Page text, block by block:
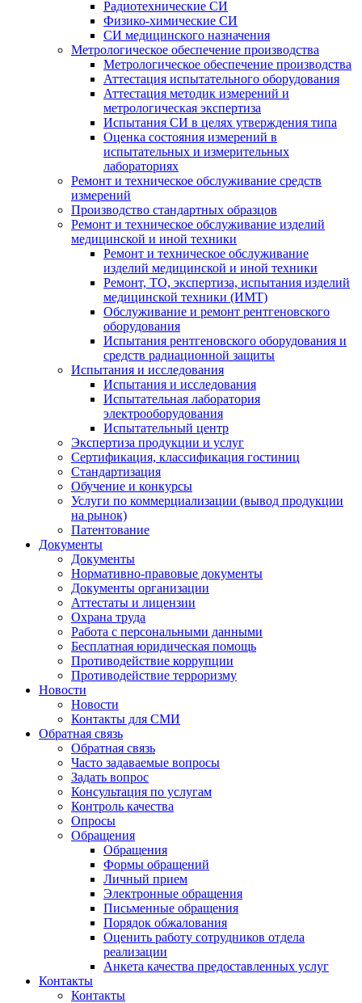
Радиотехнические СИ
Физико-химические СИ
СИ медицинского назначения
Метрологическое обеспечение производства
Метрологическое обеспечение производства
Аттестация испытательного оборудования
Аттестация методик измерений и
метрологическая экспертиза
Испытания СИ в целях утверждения типа
Оценка состояния измерений в
испытательных и измерительных
лабораториях
Ремонт и техническое обслуживание средств
измерений
Производство стандартных образцов
Ремонт и техническое обслуживание изделий
медицинской и иной техники
Ремонт и техническое обслуживание
изделий медицинской и иной техники
Ремонт, ТО, экспертиза, испытания изделий
медицинской техники (ИМТ)
Обслуживание и ремонт рентгеновского
оборудования
Испытания рентгеновского оборудования и
средств радиационной защиты
Испытания и исследования
Испытания и исследования
Испытательная лаборатория
электрооборудования
Испытательный центр
Экспертиза продукции и услуг
Сертификация, классификация гостиниц
Стандартизация
Обучение и конкурсы
Услуги по коммерциализации (вывод продукции
на рынок)
Патентование
Документы
Документы
Нормативно-правовые документы
Документы организации
Аттестаты и лицензии
Охрана труда
Работа с персональными данными
Бесплатная юридическая помощь
Противодействие коррупции
Противодействие терроризму
Новости
Новости
Контакты для СМИ
Обратная связь
Обратная связь
Часто задаваемые вопросы
Задать вопрос
Консультация по услугам
Контроль качества
Опросы
Обращения
Обращения
Формы обращений
Личный прием
Электронные обращения
Письменные обращения
Порядок обжалования
Оценить работу сотрудников отдела
реализации
Анкета качества предоставленных услуг
Контакты
Контакты